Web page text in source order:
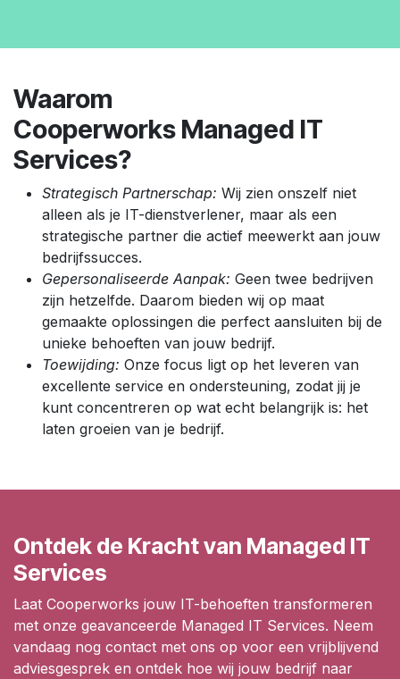
Waarom
Cooperworks Managed IT
Services?
Strategisch Partnerschap: Wij zien onszelf niet
alleen als je IT-dienstverlener, maar als een
strategische partner die actief meewerkt aan jouw
bedrijfssucces.
Gepersonaliseerde Aanpak: Geen twee bedrijven
zijn hetzelfde. Daarom bieden wij op maat
gemaakte oplossingen die perfect aansluiten bij de
unieke behoeften van jouw bedrijf.
Toewijding: Onze focus ligt op het leveren van
excellente service en ondersteuning, zodat jij je
kunt concentreren op wat echt belangrijk is: het
laten groeien van je bedrijf.
Ontdek de Kracht van Managed IT
Services
Laat Cooperworks jouw IT-behoeften transformeren
met onze geavanceerde Managed IT Services. Neem
vandaag nog contact met ons op voor een vrijblijvend
adviesgesprek en ontdek hoe wij jouw bedrijf naar